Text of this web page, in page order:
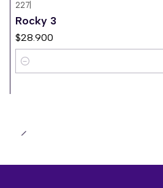
227|
Rocky 3
$28.900
Cantidad